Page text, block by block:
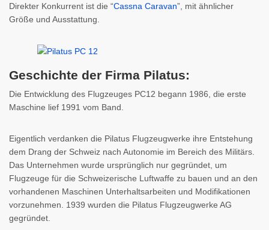
Direkter Konkurrent ist die “Cassna Caravan”, mit ähnlicher
Größe und Ausstattung.
Geschichte der Firma Pilatus:
Die Entwicklung des Flugzeuges PC12 begann 1986, die erste
Maschine lief 1991 vom Band.
Eigentlich verdanken die Pilatus Flugzeugwerke ihre Entstehung
dem Drang der Schweiz nach Autonomie im Bereich des Militärs.
Das Unternehmen wurde ursprünglich nur gegründet, um
Flugzeuge für die Schweizerische Luftwaffe zu bauen und an den
vorhandenen Maschinen Unterhaltsarbeiten und Modifikationen
vorzunehmen. 1939 wurden die Pilatus Flugzeugwerke AG
gegründet.